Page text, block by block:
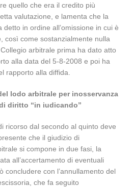
quello che era il credito più
valutazione, e lamenta che la
detto in ordine all’omissione in cui è
così come sostanzialmente nulla
arbitrale prima ha dato atto
alla data del 5-8-2008 e poi ha
rapporto alla diffida.
lodo arbitrale per inosservanza
diritto “in iudicando”
ricorso dal secondo al quinto deve
che il giudizio di
si compone in due fasi, la
all’accertamento di eventuali
concludere con l’annullamento del
che fa seguito